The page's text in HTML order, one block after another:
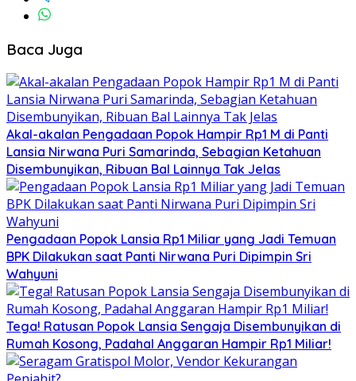
Baca Juga
Akal-akalan Pengadaan Popok Hampir Rp1 M di Panti
Lansia Nirwana Puri Samarinda, Sebagian Ketahuan
Disembunyikan, Ribuan Bal Lainnya Tak Jelas
Pengadaan Popok Lansia Rp1 Miliar yang Jadi Temuan
BPK Dilakukan saat Panti Nirwana Puri Dipimpin Sri
Wahyuni
Tega! Ratusan Popok Lansia Sengaja Disembunyikan di
Rumah Kosong, Padahal Anggaran Hampir Rp1 Miliar!